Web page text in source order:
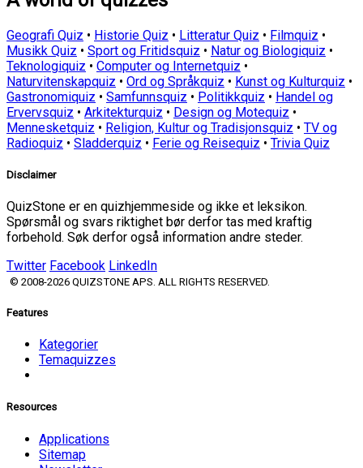
Geografi Quiz • Historie Quiz • Litteratur Quiz • Filmquiz •
Musikk Quiz • Sport og Fritidsquiz • Natur og Biologiquiz •
Teknologiquiz • Computer og Internetquiz •
Naturvitenskapquiz • Ord og Språkquiz • Kunst og Kulturquiz •
Gastronomiquiz • Samfunnsquiz • Politikkquiz • Handel og
Ervervsquiz • Arkitekturquiz • Design og Motequiz •
Mennesketquiz • Religion, Kultur og Tradisjonsquiz • TV og
Radioquiz • Sladderquiz • Ferie og Reisequiz • Trivia Quiz
Disclaimer
QuizStone er en quizhjemmeside og ikke et leksikon.
Spørsmål og svars riktighet bør derfor tas med kraftig
forbehold. Søk derfor også information andre steder.
Twitter Facebook LinkedIn
© 2008-2026 QUIZSTONE APS. ALL RIGHTS RESERVED.
Features
Kategorier
Temaquizzes
Resources
Applications
Sitemap